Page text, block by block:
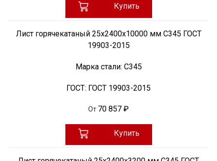
Купить
Лист горячекатаный 25х2400х10000 мм С345 ГОСТ
19903-2015
Марка стали: С345
ГОСТ: ГОСТ 19903-2015
От 70 857 ₽
Купить